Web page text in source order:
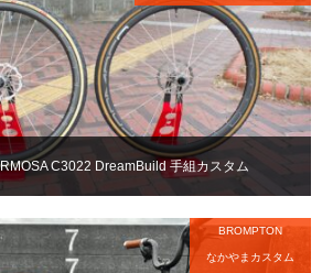
C3022 DreamBuild 手組カスタム
BROMPTON
なかやまカスタム